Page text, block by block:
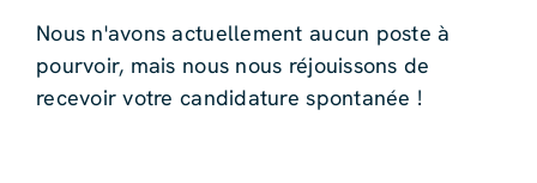
Nous n'avons actuellement aucun poste à
pourvoir, mais nous nous réjouissons de
recevoir votre candidature spontanée !